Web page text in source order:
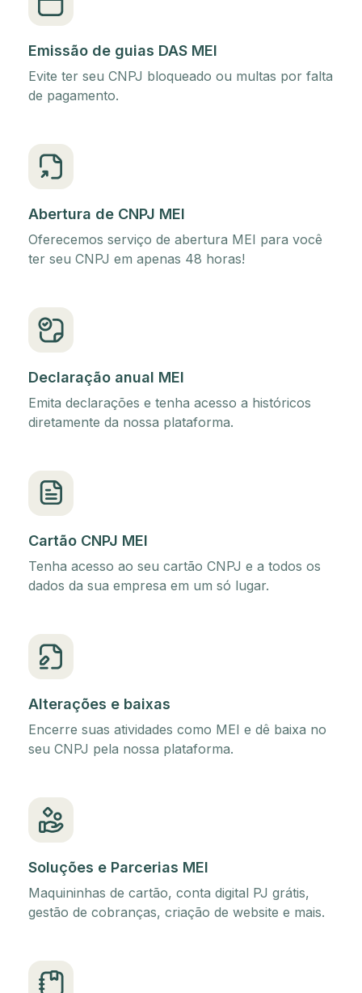
Emissão de guias DAS MEI
Evite ter seu CNPJ bloqueado ou multas por falta
de pagamento.
Abertura de CNPJ MEI
Oferecemos serviço de abertura MEI para você
ter seu CNPJ em apenas 48 horas!
Declaração anual MEI
Emita declarações e tenha acesso a históricos
diretamente da nossa plataforma.
Cartão CNPJ MEI
Tenha acesso ao seu cartão CNPJ e a todos os
dados da sua empresa em um só lugar.
Alterações e baixas
Encerre suas atividades como MEI e dê baixa no
seu CNPJ pela nossa plataforma.
Soluções e Parcerias MEI
Maquininhas de cartão, conta digital PJ grátis,
gestão de cobranças, criação de website e mais.